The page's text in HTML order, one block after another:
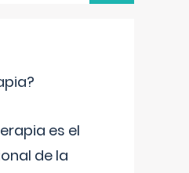
es el
de la